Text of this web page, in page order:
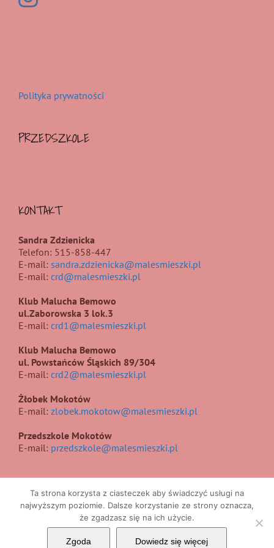
Polityka prywatności
PRZEDSZKOLE
KONTAKT
Sandra Zdzienicka
Telefon: 515-858-447
E-mail: sandra.zdzienicka@malesmieszki.pl
E-mail: crd@malesmieszki.pl
Klub Malucha Bemowo
ul.Zaborowska 3 lok.3
E-mail: crd1@malesmieszki.pl
Klub Malucha Bemowo
ul. Powstańców Śląskich 89/304
E-mail: crd2@malesmieszki.pl
Żłobek Mokotów
E-mail: zlobek.mokotow@malesmieszki.pl
Przedszkole Mokotów
E-mail: przedszkole@malesmieszki.pl
Copyright 2017 | All Rights Reserved | Projekt i wykonanieUIIS
Facebook
Ta strona korzysta z ciasteczek aby świadczyć usługi na
najwyższym poziomie. Dalsze korzystanie ze strony oznacza,
że zgadzasz się na ich użycie.
Zgoda Dowiedz się więcej